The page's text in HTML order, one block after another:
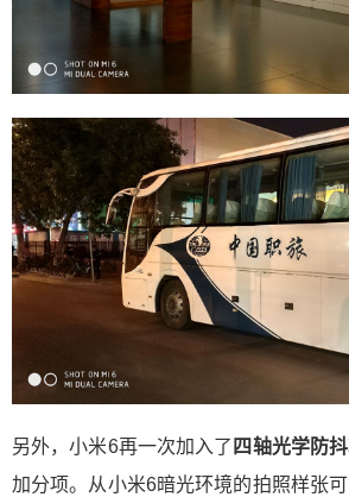
另外，小米6再一次加入了 四轴光学防抖
加分项。从小米6暗光环境的拍照样张